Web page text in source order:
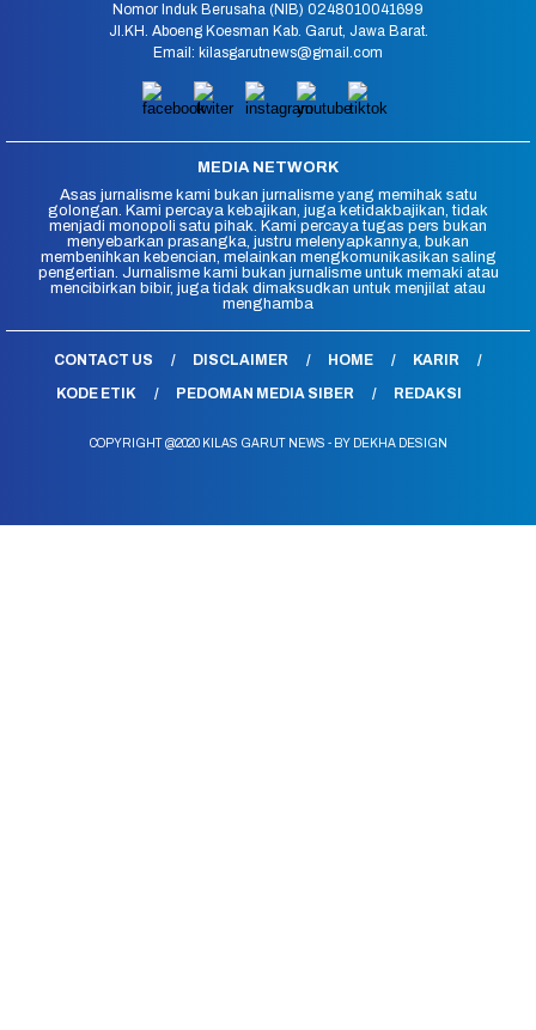
Nomor Induk Berusaha (NIB) 0248010041699
Jl.KH. Aboeng Koesman Kab. Garut, Jawa Barat.
Email: kilasgarutnews@gmail.com
MEDIA NETWORK
Asas jurnalisme kami bukan jurnalisme yang memihak satu
golongan. Kami percaya kebajikan, juga ketidakbajikan, tidak
menjadi monopoli satu pihak. Kami percaya tugas pers bukan
menyebarkan prasangka, justru melenyapkannya, bukan
membenihkan kebencian, melainkan mengkomunikasikan saling
pengertian. Jurnalisme kami bukan jurnalisme untuk memaki atau
mencibirkan bibir, juga tidak dimaksudkan untuk menjilat atau
menghamba
CONTACT US DISCLAIMER HOME
KARIR
KODE ETIK
PEDOMAN MEDIA SIBER REDAKSI
COPYRIGHT @2020 KILAS GARUT NEWS - BY DEKHA DESIGN